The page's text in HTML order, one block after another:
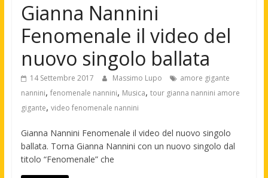
Gianna Nannini
Fenomenale il video del
nuovo singolo ballata
14 Settembre 2017 Massimo Lupo
amore gigante
nannini, fenomenale nannini, Musica, tour gianna nannini amore
gigante, video fenomenale nannini
Gianna Nannini Fenomenale il video del nuovo singolo
ballata. Torna Gianna Nannini con un nuovo singolo dal
titolo “Fenomenale” che